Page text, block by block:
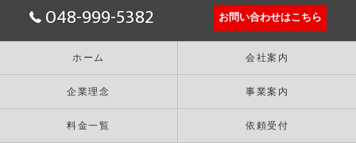
048-999-5382 お問い合わせはこちら
ホーム 会社案内
企業理念 事業案内
料金一覧 依頼受付